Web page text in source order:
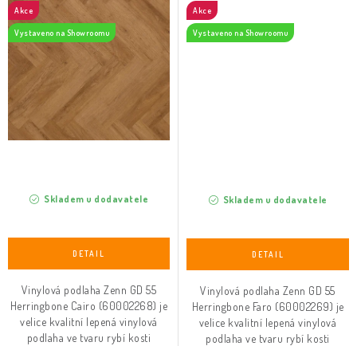
Akce
Vystaveno na Showroomu
Skladem u dodavatele
Vinylová podlaha Zenn GD 55
Herringbone Cairo (60002268) je
velice kvalitní lepená vinylová
podlaha ve tvaru rybí kosti
Akce
Vystaveno na Showroomu
Skladem u dodavatele
Vinylová podlaha Zenn GD 55
Herringbone Faro (60002269) je
velice kvalitní lepená vinylová
podlaha ve tvaru rybí kosti